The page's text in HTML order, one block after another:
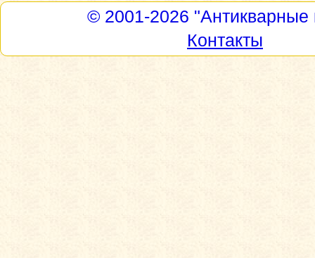
© 2001-2026 "Антикварные
Контакты